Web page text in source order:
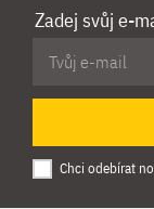
Zadej svůj e-
Chci odebírat